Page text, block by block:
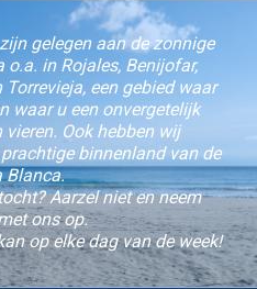
gelegen aan de zonnige
in Rojales, Benijofar,
een gebied waar
waar u een onvergetelijk
Ook hebben wij
binnenland van de
Blanca.
Aarzel niet en neem
ons op.
op elke dag van de week!